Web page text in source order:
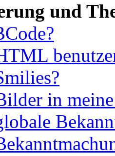
und
in